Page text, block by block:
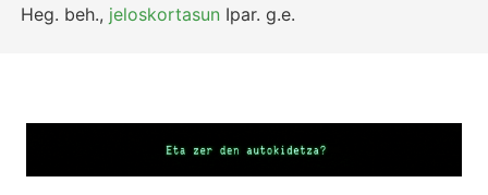
Heg. beh., jeloskortasun Ipar. g.e.